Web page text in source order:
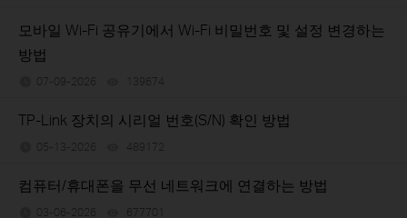
모바일 Wi-Fi 공유기에서 Wi-Fi 비밀번호 및 설정 변경하는
방법
07-09-2026 139674
TP-Link 장치의 시리얼 번호(S/N) 확인 방법
05-13-2026 489172
컴퓨터/휴대폰을 무선 네트워크에 연결하는 방법
03-06-2026 677701